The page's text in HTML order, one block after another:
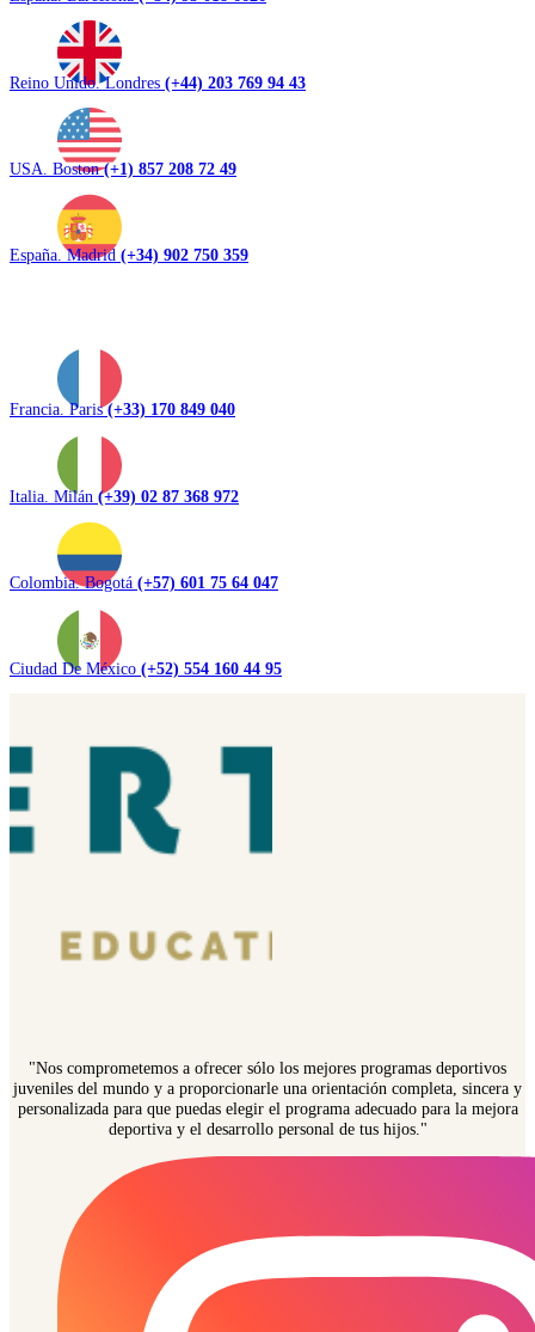
Reino Unido. Londres (+44) 203 769 94 43
USA. Boston(+1) 857 208 72 49
España. Madrid (+34) 902 750 359
Francia. Paris(+33) 170 849 040
Italia. Milán (+39) 02 87 368 972
Colombia. Bogotá (+57) 601 75 64 047
Ciudad De México (+52) 554 160 44 95
"Nos comprometemos a ofrecer sólo los mejores programas deportivos
juveniles del mundo y a proporcionarle una orientación completa, sincera y
personalizada para que puedas elegir el programa adecuado para la mejora
deportiva y el desarrollo personal de tus hijos."